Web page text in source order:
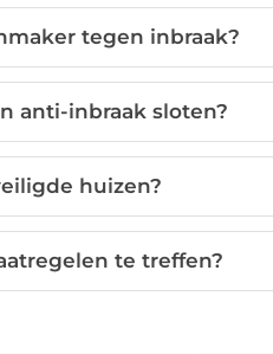
tegen inbraak?
anti-inbraak sloten?
huizen?
te treffen?